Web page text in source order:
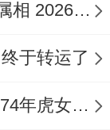
分歧、朋友
失。
进投资需
2026年77年蛇女的正缘是哪个属相 2026年77年属蛇人每月运势完整版
于转运了
74年虎2026年财运在什么位置 74年虎女2026事业财运方位